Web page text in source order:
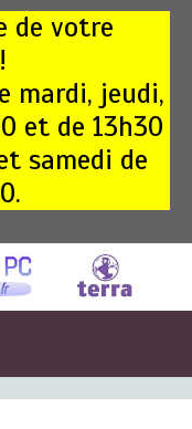
de votre
mardi, jeudi,
et de 13h30
samedi de